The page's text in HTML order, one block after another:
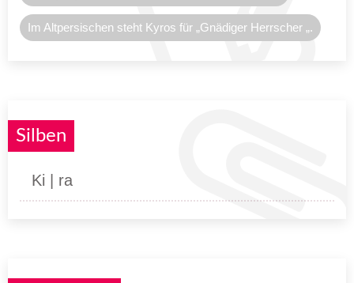
Im Altpersischen steht Kyros für „Gnädiger Herrscher „.
Silben
Ki | ra